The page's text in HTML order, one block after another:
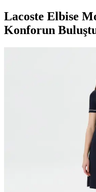
Lacoste Elbise
Konforun